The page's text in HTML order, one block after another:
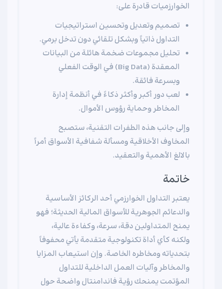
الخوارزميات قادرة على:
تصميم وتعديل وتحسين استراتيجيات
التداول ذاتياً وبشكل تلقائي دون تدخل برمي.
تحليل مجموعات ضخمة هائلة من البيانات
المعقدة (Big Data) في الوقت الفعلي
وبسرعة فائقة.
لعب دور أكبر وأكثر ذكاءً في أنظمة إدارة
المخاطر وحماية رؤوس الأموال.
وإلى جانب هذه الطفرات التقنية، ستصبح
المخاوف الأخلاقية ومسألة شفافية الأسواق أمراً
بالالغ الأهمية والتعقيد.
خاتمة
يعتبر التداول الخوارزمي أحد الركائز الأساسية
والدعائم الجوهرية للأسواق المالية الحديثة؛ فهو
يمنح المتداولين دقة، سرعة، وكفاءة عالية،
ولكنه كأي أداة تكنولوجية متقدمة يأتي محفوفاً
بتحدياته ومخاطره الخاصة. وإن استيعاب المزايا
والمخاطر وآليات العمل الداخلية للتداول
المؤتمت يمنحك رؤية فاندامنتال واضحة حول